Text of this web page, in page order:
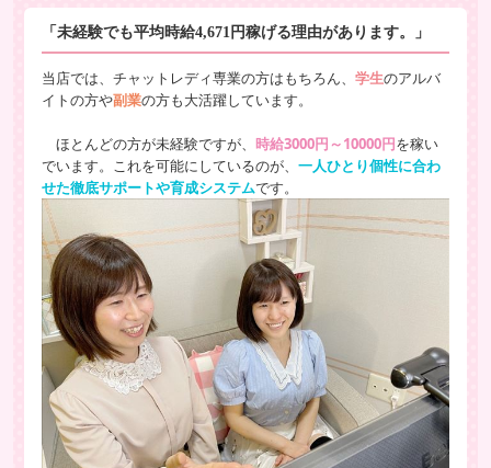
「未経験でも平均時給4,671円稼げる理由があります。」
当店では、チャットレディ専業の方はもちろん、 学生のアルバ
イトの方や副業の方も大活躍しています。
ほとんどの方が未経験ですが、 時給3000円～10000円を稼い
でいます。これを可能にしているのが、 一人ひとり個性に合わ
せた徹底サポートや育成システムです。